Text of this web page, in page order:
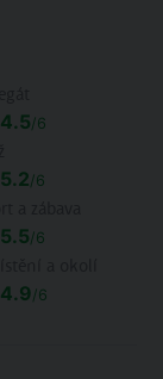
4.5/6
5.2/6
5.5/6
4.9/6